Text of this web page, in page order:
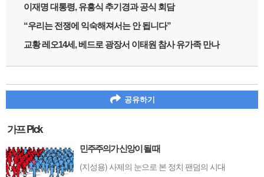
이재명 대통령, 유흥식 추기경과 공식 회담
“우리는 전쟁에 익숙해져서는 안 됩니다”
교황 레오14세, 베드로 광장서 이태원 참사 유가족 만나
공유하기
가프 Pick
민주주의가 신앙이 될 때
(지성용) 사제의 눈으로 본 정치 팬덤의 시대